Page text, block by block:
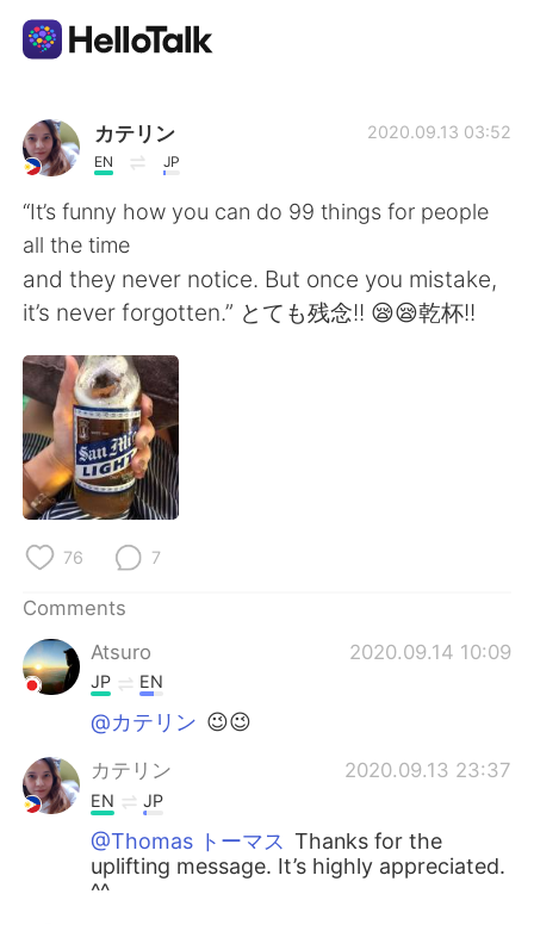
Language Exchange App
AI Grammar Checker
English
简体中文
Español
Français
Русский
Indonesia
Türkçe Tiếng Việt
Português
カテリン
EN JP
2020.09.13 03:52
“It’s funny how you can do 99 things for people
all the time
and they never notice. But once you mistake,
it’s never forgotten.” とても残念!! 😪😪乾杯!!
76 7
Comments
Atsuro
2020.09.14 10:09
JP EN
@カテリン 😉😉
カテリン 2020.09.13 23:37
EN JP
@Thomas トーマス Thanks for the
uplifting message. It’s highly appreciated.
^^